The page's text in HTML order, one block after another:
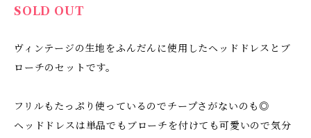
SOLD OUT
ヴィンテージの生地をふんだんに使用したヘッドドレスとブ
ローチのセットです。
フリルもたっぷり使っているのでチープさがないのも◎
ヘッドドレスは単品でもブローチを付けても可愛いので気分